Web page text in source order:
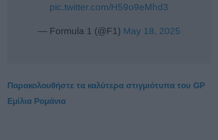
pic.twitter.com/H59o9eMhd3
— Formula 1 (@F1) May 18, 2025
Παρακολουθήστε τα καλύτερα στιγμιότυπα του GP
Εμίλια Ρομάνια